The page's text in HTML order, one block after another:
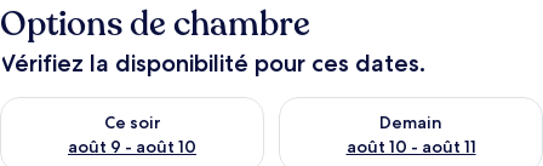
Options de chambre
Vérifiez la disponibilité pour ces dates.
Ce soir
août 9 - août 10
Vérifier la disponibilité pour ce soir août 9 - août 10
Demain
août 10 - août 11
Vérifier la disponibilité pour